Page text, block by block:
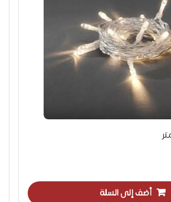
أضف إلى السلة